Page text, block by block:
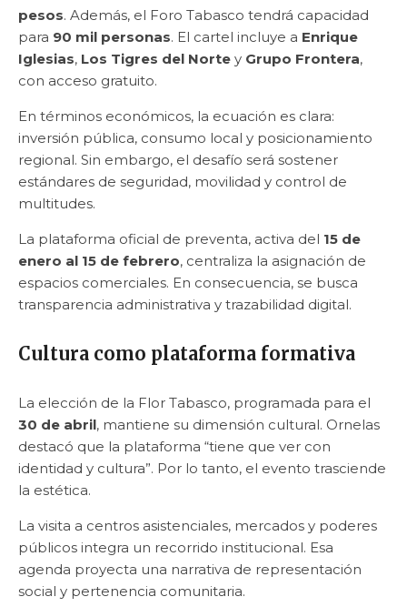
pesos. Además, el Foro Tabasco tendrá capacidad
para 90 mil personas. El cartel incluye a Enrique
Iglesias, Los Tigres del Norte y Grupo Frontera,
con acceso gratuito.
En términos económicos, la ecuación es clara:
inversión pública, consumo local y posicionamiento
regional. Sin embargo, el desafío será sostener
estándares de seguridad, movilidad y control de
multitudes.
La plataforma oficial de preventa, activa del 15 de
enero al 15 de febrero, centraliza la asignación de
espacios comerciales. En consecuencia, se busca
transparencia administrativa y trazabilidad digital.
Cultura como plataforma formativa
La elección de la Flor Tabasco, programada para el
30 de abril, mantiene su dimensión cultural. Ornelas
destacó que la plataforma “tiene que ver con
identidad y cultura”. Por lo tanto, el evento trasciende
la estética.
La visita a centros asistenciales, mercados y poderes
públicos integra un recorrido institucional. Esa
agenda proyecta una narrativa de representación
social y pertenencia comunitaria.